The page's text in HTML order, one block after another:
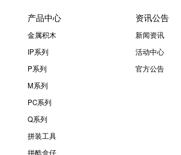
产品中心
金属积木
IP系列
P系列
M系列
PC系列
Q系列
拼装工具
拼酷盒仔
资讯公告
新闻资讯
活动中心
官方公告